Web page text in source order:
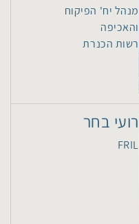
מנהל יח' הפיקוח
והאכיפה
רשות הכנרת
רועי בחר
FRIL